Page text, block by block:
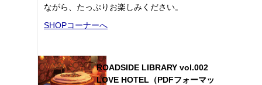
ながら、たっぷりお楽しみください。
SHOPコーナーへ
ROADSIDE LIBRARY vol.002
LOVE HOTEL（PDFフォーマッ